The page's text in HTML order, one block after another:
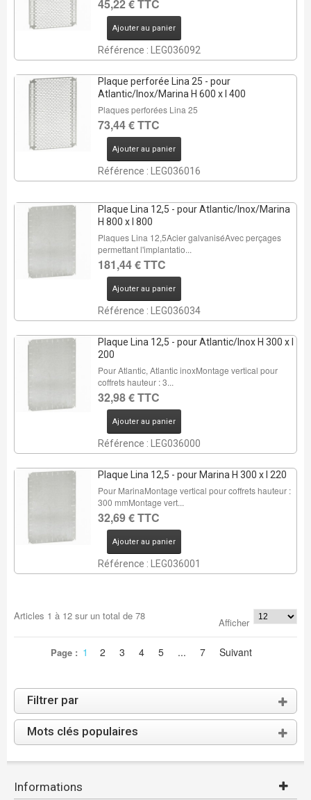
45,22 € TTC
Ajouter au panier
Référence : LEG036092
Plaque perforée Lina 25 - pour
Atlantic/Inox/Marina H 600 x l 400
Plaques perforées Lina 25
73,44 € TTC
Ajouter au panier
Référence : LEG036016
Plaque Lina 12,5 - pour Atlantic/Inox/Marina
H 800 x l 800
Plaques Lina 12,5Acier galvaniséAvec perçages
permettant l'implantatio...
181,44 € TTC
Ajouter au panier
Référence : LEG036034
Plaque Lina 12,5 - pour Atlantic/Inox H 300 x l
200
Pour Atlantic, Atlantic inoxMontage vertical pour
coffrets hauteur : 3...
32,98 € TTC
Ajouter au panier
Référence : LEG036000
Plaque Lina 12,5 - pour Marina H 300 x l 220
Pour MarinaMontage vertical pour coffrets hauteur :
300 mmMontage vert...
32,69 € TTC
Ajouter au panier
Référence : LEG036001
Articles 1 à 12sur un total de 78
Afficher
Page : 1 2 3 4 5 ... 7 Suivant
Filtrer par
Mots clés populaires
Informations